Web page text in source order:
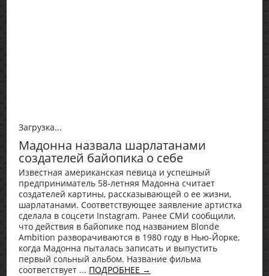
Загрузка...
Мадонна назвала шарлатанами
создателей байопика о себе
Известная американская певица и успешный
предприниматель 58-летняя Мадонна считает
создателей картины, рассказывающей о ее жизни,
шарлатанами. Соответствующее заявление артистка
сделала в соцсети Instagram. Ранее СМИ сообщили,
что действия в байопике под названием Blonde
Ambition разворачиваются в 1980 году в Нью-Йорке,
когда Мадонна пыталась записать и выпустить
первый сольный альбом. Название фильма
соответствует ... ПОДРОБНЕЕ →